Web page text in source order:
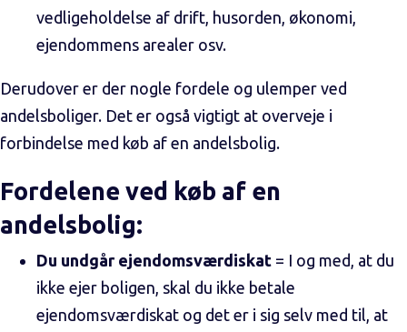
vedligeholdelse af drift, husorden, økonomi,
ejendommens arealer osv.
Derudover er der nogle fordele og ulemper ved
andelsboliger. Det er også vigtigt at overveje i
forbindelse med køb af en andelsbolig.
Fordelene ved køb af en
andelsbolig:
Du undgår ejendomsværdiskat = I og med, at du
ikke ejer boligen, skal du ikke betale
ejendomsværdiskat og det er i sig selv med til, at